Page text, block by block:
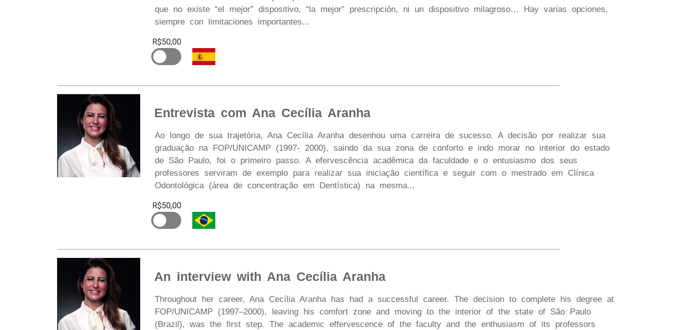
que no existe “el mejor” dispositivo, “la mejor” prescripción, ni un dispositivo milagroso… Hay varias opciones,
siempre con limitaciones importantes...
R$50,00
Entrevista com Ana Cecília Aranha
Ao longo de sua trajetória, Ana Cecília Aranha desenhou uma carreira de sucesso. A decisão por realizar sua
graduação na FOP/UNICAMP (1997- 2000), saindo da sua zona de conforto e indo morar no interior do estado
de São Paulo, foi o primeiro passo. A efervescência acadêmica da faculdade e o entusiasmo dos seus
professores serviram de exemplo para realizar sua iniciação científica e seguir com o mestrado em Clínica
Odontológica (área de concentração em Dentística) na mesma...
R$50,00
An interview with Ana Cecília Aranha
Throughout her career, Ana Cecília Aranha has had a successful career. The decision to complete his degree at
FOP/UNICAMP (1997–2000), leaving his comfort zone and moving to the interior of the state of São Paulo
(Brazil), was the first step. The academic effervescence of the faculty and the enthusiasm of its professors